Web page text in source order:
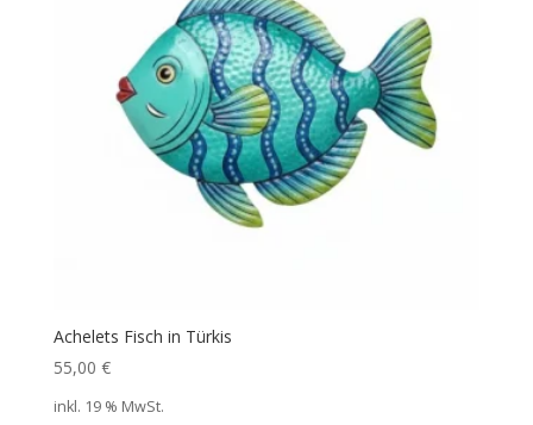
Achelets Fisch in Türkis
55,00 €
inkl. 19 % MwSt.